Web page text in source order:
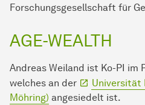
Forschungsgesellschaft für
AGE-WEALTH
Andreas Weiland ist Ko-PI im
welches an der
Universität
Möhring) angesiedelt ist.